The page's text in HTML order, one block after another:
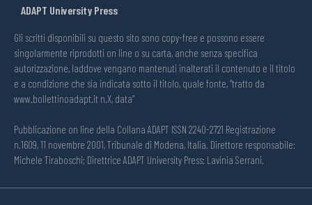
ADAPT University Press
Gli scritti disponibili su questo sito sono copy-free e possono essere
singolarmente riprodotti on line o su carta, anche senza specifica
autorizzazione, laddove vengano mantenuti inalterati il contenuto e il titolo
e a condizione che sia indicata sotto il titolo, quale fonte, “tratto da
www.bollettinoadapt.it n.X, data“
Pubblicazione on line della Collana ADAPT ISSN 2240-2721 Registrazione
n.1609, 11 novembre 2001, Tribunale di Modena, Italia. Direttore responsabile:
Michele Tiraboschi; Direttrice ADAPT University Press: Lavinia Serrani.